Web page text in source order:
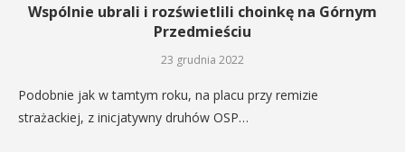
Wspólnie ubrali i rozświetlili choinkę na Górnym
Przedmieściu
23 grudnia 2022
Podobnie jak w tamtym roku, na placu przy remizie
strażackiej, z inicjatywny druhów OSP…